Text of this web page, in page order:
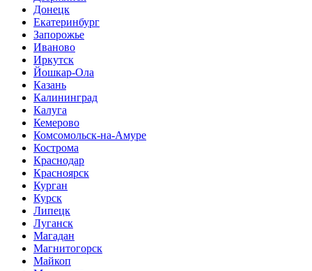
Донецк
Екатеринбург
Запорожье
Иваново
Иркутск
Йошкар-Ола
Казань
Калининград
Калуга
Кемерово
Комсомольск-на-Амуре
Кострома
Краснодар
Красноярск
Курган
Курск
Липецк
Луганск
Магадан
Магнитогорск
Майкоп